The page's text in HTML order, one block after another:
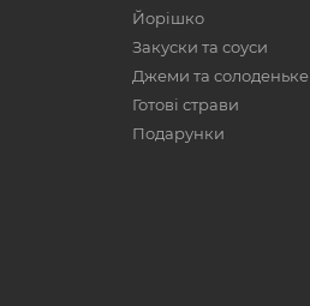
Йорішко
Закуски та соуси
Джеми та солоденьке
Готові страви
Подарунки